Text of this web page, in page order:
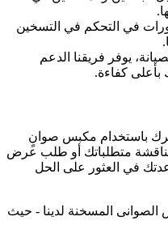
في التحكم في التسخين
يوفر فريقنا الدعم
كفاءة.
باستخدام مكبس صوانٍ
متطلباتك أو طلب عرض
في العثور على الحل
الصوانى المسخنة لدينا - حيث